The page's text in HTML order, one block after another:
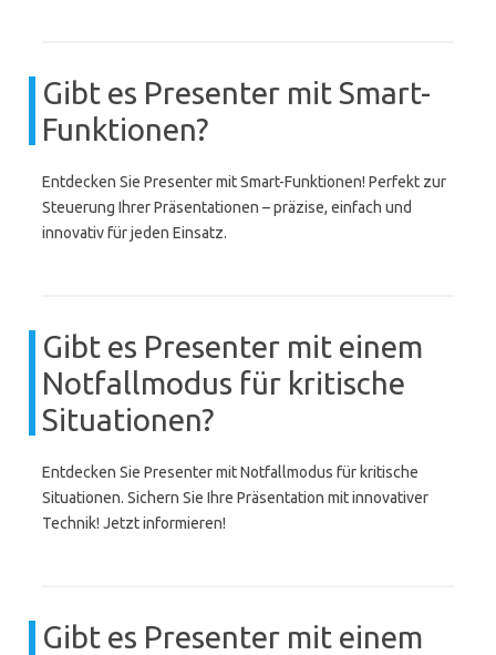
Gibt es Presenter mit Smart-
Funktionen?
Entdecken Sie Presenter mit Smart-Funktionen! Perfekt zur
Steuerung Ihrer Präsentationen – präzise, einfach und
innovativ für jeden Einsatz.
Gibt es Presenter mit einem
Notfallmodus für kritische
Situationen?
Entdecken Sie Presenter mit Notfallmodus für kritische
Situationen. Sichern Sie Ihre Präsentation mit innovativer
Technik! Jetzt informieren!
Gibt es Presenter mit einem